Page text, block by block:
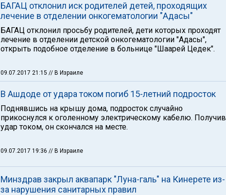
БАГАЦ отклонил иск родителей детей, проходящих
лечение в отделении онкогематологии "Адасы"
БАГАЦ отклонил просьбу родителей, дети которых проходят
лечение в отделении детской онкогематологии "Адасы",
открыть подобное отделение в больнице "Шаарей Цедек".
09.07.2017 21:15 // В Израиле
В Ашдоде от удара током погиб 15-летний подросток
Поднявшись на крышу дома, подросток случайно
прикоснулся к оголенному электрическому кабелю. Получив
удар током, он скончался на месте.
09.07.2017 19:36 // В Израиле
Минздрав закрыл аквапарк "Луна-галь" на Кинерете из-
за нарушения санитарных правил